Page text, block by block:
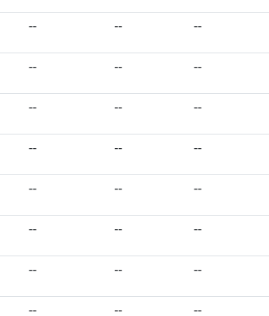
-- -- --
-- -- --
-- -- --
-- -- --
-- -- --
-- -- --
-- -- --
-- -- --